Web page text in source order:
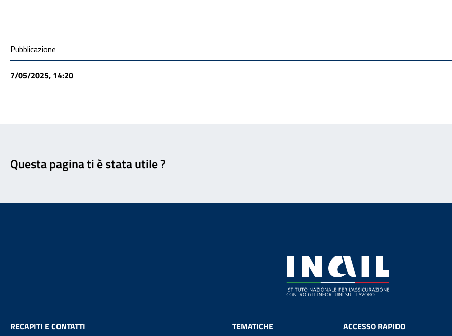
Condivisione social
Pubblicazione
7/05/2025, 14:20
Questa pagina ti è stata utile ?
RECAPITI E CONTATTI
TEMATICHE
ACCESSO RAPIDO